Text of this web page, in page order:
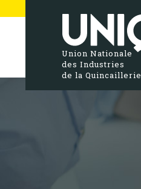
Union Nationale
des Industries
de la Quincaillerie